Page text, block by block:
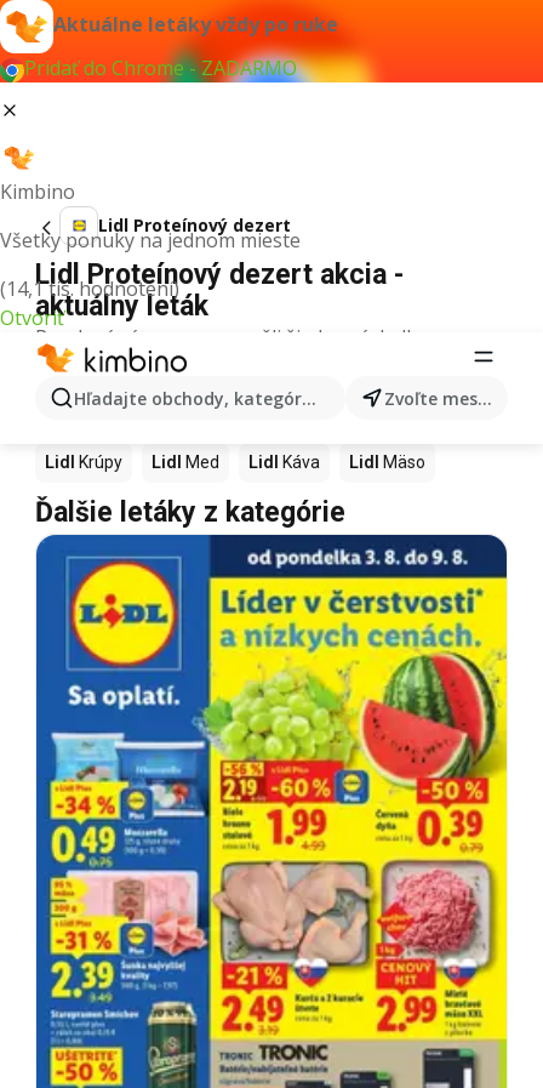
Aktuálne letáky vždy po ruke
Pridať do Chrome - ZADARMO
Kimbino
Všetky ponuky na jednom mieste
(14,1 tis. hodnotení)
Otvoriť
Hľadajte obchody, kategórie, produkty... Zvoľte mesto
Lidl Proteínový dezert
Lidl Proteínový dezert akcia -
aktuálny leták
Pre daný výraz sme nenašli žiadne výsledky.
Ďalšie produkty v obchodoch Lidl
Lidl Kiwi LidlMango Lidl
Lidl Krúpy Lidl Med Lidl Káva Lidl Mäso
Ďalšie letáky z kategórie